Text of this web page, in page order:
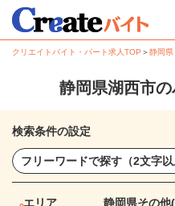
クリエイトバイト・パート求人TOP ＞静岡県
静岡県湖西市
検索条件の設定
エリア 静岡県その他